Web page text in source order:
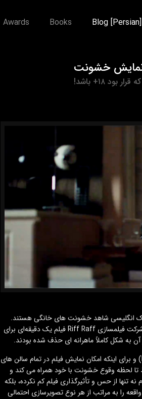
Blog [Persian]
Books
Awards
نمایش خشونت
۱۸+ باشد!
انجام شده در سال ۲۰۱۸، سالانه بیش از ۱۶۰۰۰۰ کودک انگلیسی شاهد خشونت های خانگی هستند.
مؤسسه خیریه Women’s Aid با همکاری آژانس تبلیغاتی Engine و شرکت فیلمسازی Riff Raff فیلم یک دقیقه‌ای برای
به شکل کاملاً ماهرانه ای حذف شده بودند.
ظاهراً بر اساس قوانین انجمن رده بندی نمایش فیلم در بریتانیا (BBFC) و برای اینکه امکان نمایش فیلم در تمام سالن های
تا لحظه وقوع خشونت با خود همراه می کند و
تنها از حس و تأثیرگذاری فیلم کم نکرده، بلکه
را به مراتب از هر نوع تصویرسازی احتمالی